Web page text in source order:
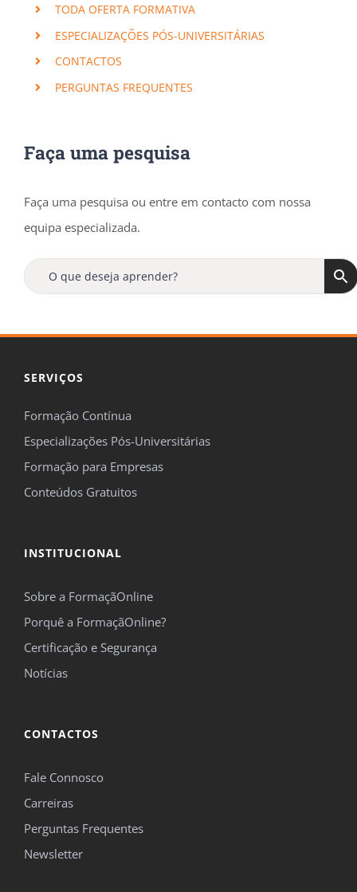
TODA OFERTA FORMATIVA
ESPECIALIZAÇÕES PÓS-UNIVERSITÁRIAS
CONTACTOS
PERGUNTAS FREQUENTES
Faça uma pesquisa
Faça uma pesquisa ou entre em contacto com nossa
equipa especializada.
SERVIÇOS
Formação Contínua
Especializações Pós-Universitárias
Formação para Empresas
Conteúdos Gratuitos
INSTITUCIONAL
Sobre a FormaçãOnline
Porquê a FormaçãOnline?
Certificação e Segurança
Notícias
CONTACTOS
Fale Connosco
Carreiras
Perguntas Frequentes
Newsletter